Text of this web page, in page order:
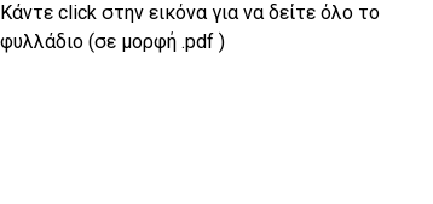
Κάντε click στην εικόνα για να δείτε όλο το
φυλλάδιο (σε μορφή .pdf )